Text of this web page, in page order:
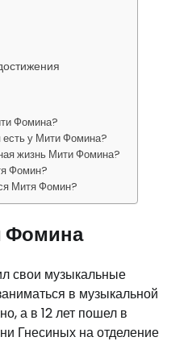
Фомина?
есть у Мити Фомина?
жизнь Мити Фомина?
Фомин?
Митя Фомин?
Фомина
свои музыкальные
в музыкальной
а в 12 лет пошел в
Гнесиных на отделение